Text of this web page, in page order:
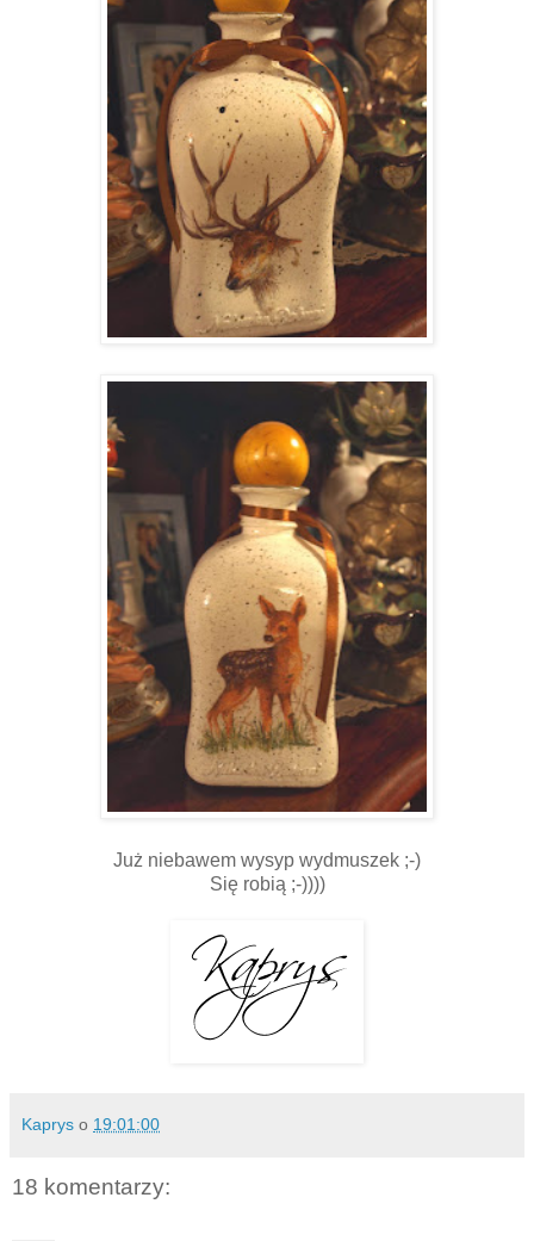
Już niebawem wysyp wydmuszek ;-)
Się robią ;-))))
Kaprys o 19:01:00
18 komentarzy: